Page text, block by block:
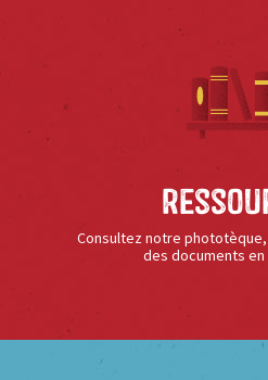
Consultez notre
des documents